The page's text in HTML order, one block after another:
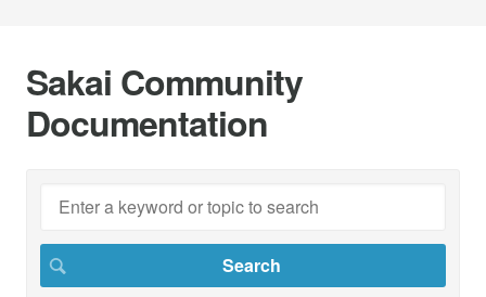
Sakai Community
Documentation